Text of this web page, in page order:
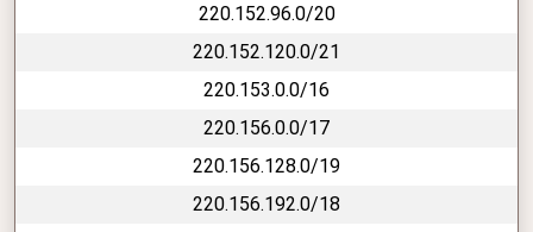
220.152.96.0/20
220.152.120.0/21
220.153.0.0/16
220.156.0.0/17
220.156.128.0/19
220.156.192.0/18